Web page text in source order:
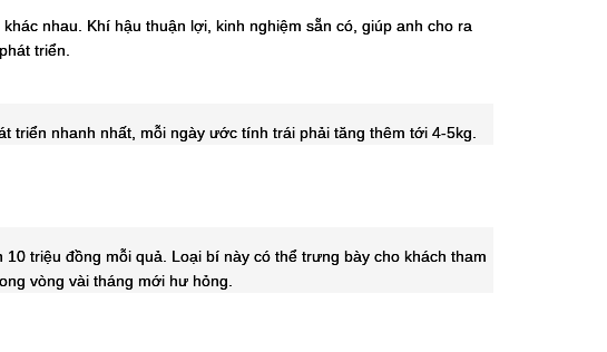
nhau. Khí hậu thuận lợi, kinh nghiệm sẵn có, giúp anh cho ra
triển.
nhanh nhất, mỗi ngày ước tính trái phải tăng thêm tới 4-5kg.
triệu đồng mỗi quả. Loại bí này có thể trưng bày cho khách tham
vòng vài tháng mới hư hỏng.